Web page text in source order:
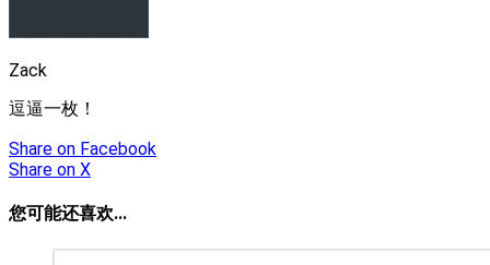
Zack
逗逼一枚！
Share on Facebook
Share on X
您可能还喜欢...